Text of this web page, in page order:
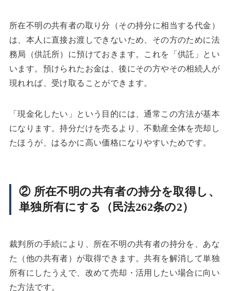
所在不明の共有者の取り分（その持分に相当する代金）
は、本人に直接お渡しできないため、その方のために法
務局（供託所）に預けておきます。これを「供託」とい
います。預けられたお金は、後にその方やその相続人が
現れれば、受け取ることができます。
「現金化したい」という目的には、通常この方法が基本
になります。持分だけを売るより、不動産全体を売却し
たほうが、はるかに高い価格になりやすいためです。
② 所在不明の共有者の持分を取得し、
単独所有にする（民法262条の2）
裁判所の手続により、所在不明の共有者の持分を、あな
た（他の共有者）が取得できます。共有を解消して単独
所有にしたうえで、改めて売却・活用したい場合に向い
た方法です。